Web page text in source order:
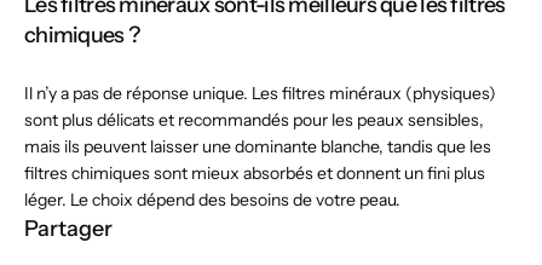
Partager
chimiques ?
Il n’y a pas de réponse unique. Les filtres minéraux (physiques)
sont plus délicats et recommandés pour les peaux sensibles,
mais ils peuvent laisser une dominante blanche, tandis que les
filtres chimiques sont mieux absorbés et donnent un fini plus
léger. Le choix dépend des besoins de votre peau.